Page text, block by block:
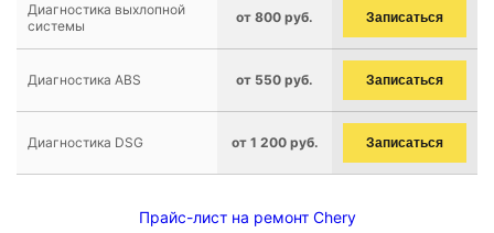
Диагностика выхлопной
системы
от 800 руб. Записаться
Диагностика ABS от 550 руб. Записаться
Диагностика DSG от 1 200 руб. Записаться
Прайс-лист на ремонт Chery